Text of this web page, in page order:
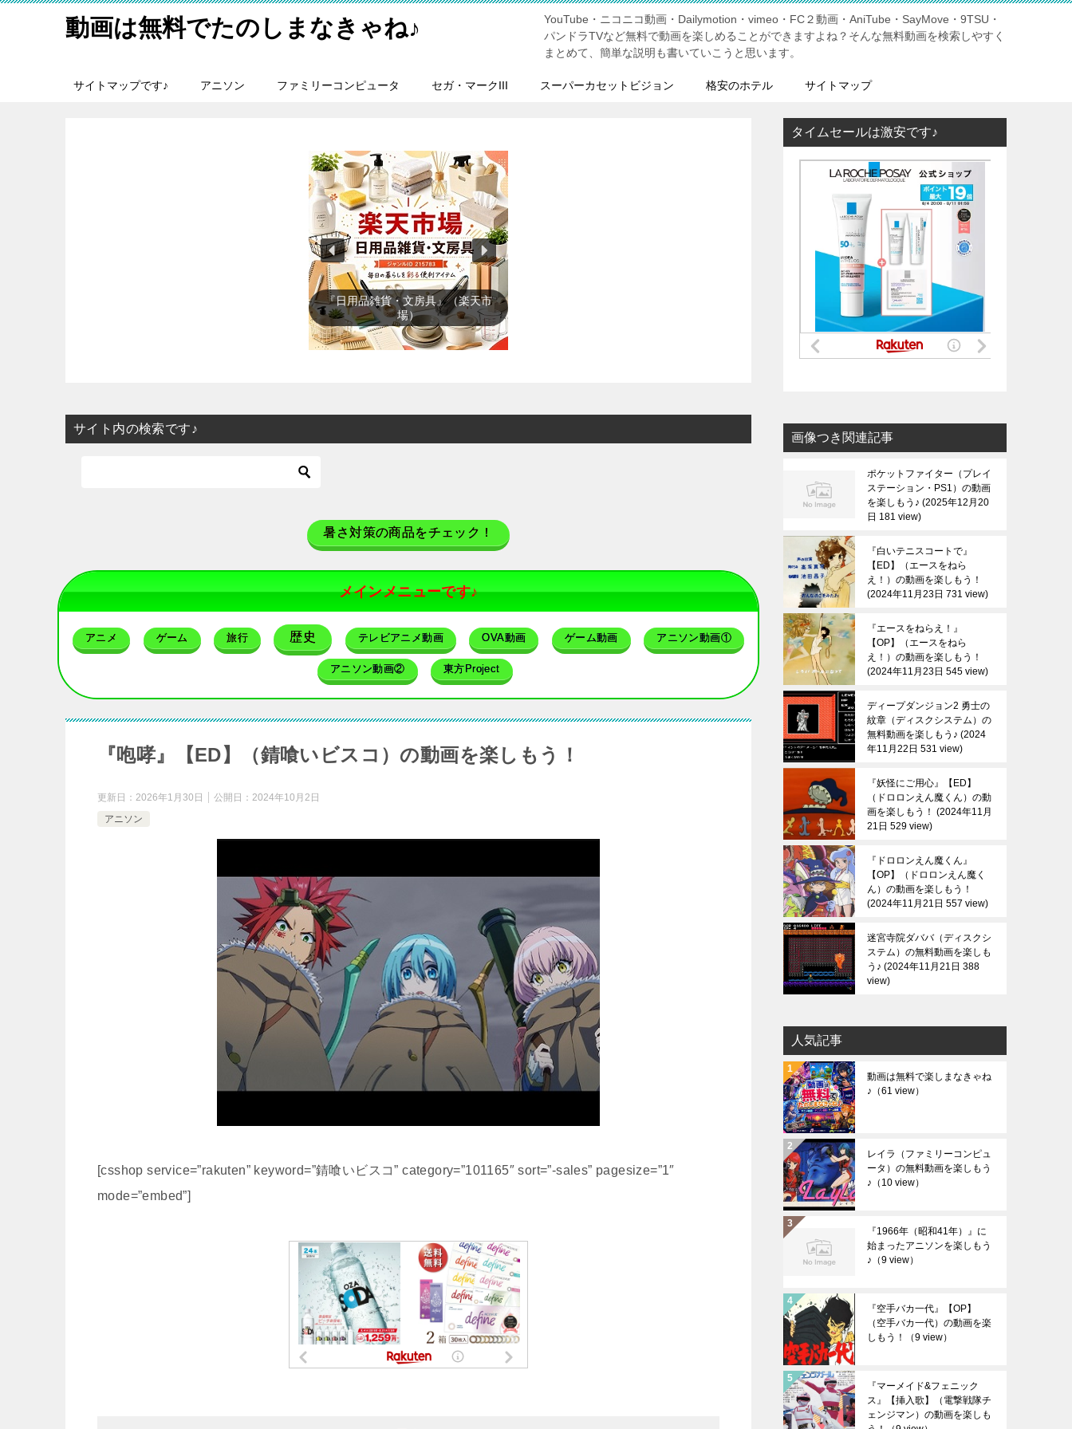
動画は無料でたのしまなきゃね♪
YouTube・ニコニコ動画・Dailymotion・vimeo・FC２動画・AniTube・SayMove・9TSU・
パンドラTVなど無料で動画を楽しめることができますよね？そんな無料動画を検索しやすく
まとめて、簡単な説明も書いていこうと思います。
サイトマップです♪ アニソン ファミリーコンピュータ セガ・マークIII スーパーカセットビジョン 格安のホテル サイトマップ
『暑さ対策』（楽天市場）
サイト内の検索です♪
暑さ対策の商品をチェック！
メインメニューです♪
アニメ ゲーム 旅行 歴史 テレビアニメ動画 OVA動画 ゲーム動画 アニソン動画①
アニソン動画② 東方Project
『咆哮』【ED】（錆喰いビスコ）の動画を楽しもう！
更新日： 2026年1月30日 公開日： 2024年10月2日
アニソン
[csshop service=”rakuten” keyword=”錆喰いビスコ” category=”101165″ sort=”-sales” pagesize=”1″
mode=”embed”]
タイムセールは激安です♪
画像つき関連記事
ポケットファイター（プレイ
ステーション・PS1）の動画
を楽しもう♪ 2025年12月20
日 181 view
『白いテニスコートで』
【ED】（エースをねら
え！）の動画を楽しもう！
2024年11月23日 731 view
『エースをねらえ！』
【OP】（エースをねら
え！）の動画を楽しもう！
2024年11月23日 545 view
ディープダンジョン2 勇士の
紋章（ディスクシステム）の
無料動画を楽しもう♪ 2024
年11月22日 531 view
『妖怪にご用心』【ED】
（ドロロンえん魔くん）の動
画を楽しもう！
2024年11月
21日 529 view
『ドロロンえん魔くん』
【OP】（ドロロンえん魔く
ん）の動画を楽しもう！
2024年11月21日 557 view
迷宮寺院ダババ（ディスクシ
ステム）の無料動画を楽しも
う♪ 2024年11月21日 388
view
人気記事
動画は無料で楽しまなきゃね
♪ （61 view）
レイラ（ファミリーコンピュ
ータ）の無料動画を楽しもう
♪ （10 view）
『1966年（昭和41年）』に
始まったアニソンを楽しもう
♪ （9 view）
『空手バカ一代』【OP】
（空手バカ一代）の動画を楽
しもう！
（9 view）
『マーメイド&フェニック
ス』【挿入歌】（電撃戦隊チ
ェンジマン）の動画を楽しも